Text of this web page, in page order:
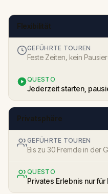
Flexibilität
GEFÜHRTE TOUREN
Feste Zeiten, kein
QUESTO
Jederzeit starten,
Privatsphäre
GEFÜHRTE TOUREN
Bis zu 30 Fremde in der
QUESTO
Privates Erlebnis nur